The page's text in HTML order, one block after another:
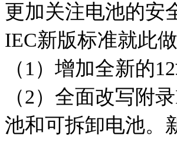
更加关注电池的安
IEC新版标准就此
（1）增加全新的
（2）全面改写附
池和可拆卸电池。